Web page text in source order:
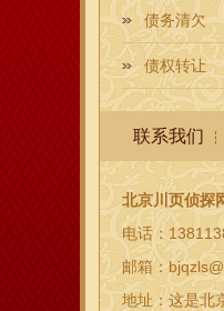
债务清欠
债权转让
联系我们
北京川页侦探
电话：
邮箱：
地址：这是北